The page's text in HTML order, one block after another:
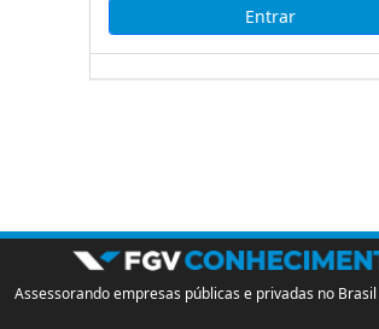
Assessorando empresas públicas e privadas no